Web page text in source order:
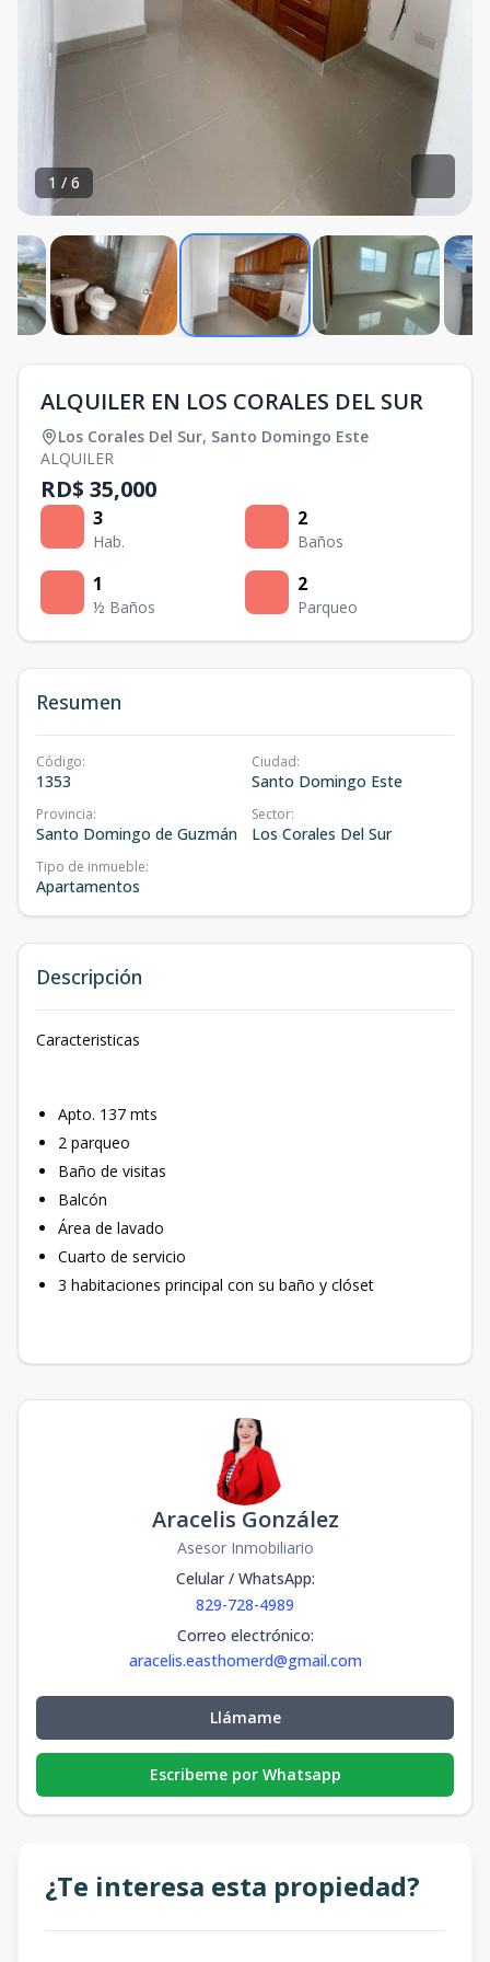
1 / 6
ALQUILER EN LOS CORALES DEL SUR
Los Corales Del Sur, Santo Domingo Este
ALQUILER
RD$ 35,000
3
Hab.
2
Baños
1
½ Baños
2
Parqueo
Resumen
Código:
1353
Ciudad:
Santo Domingo Este
Provincia:
Santo Domingo de Guzmán
Sector:
Los Corales Del Sur
Tipo de inmueble:
Apartamentos
Descripción
Caracteristicas
Apto. 137 mts
2 parqueo
Baño de visitas
Balcón
Área de lavado
Cuarto de servicio
3 habitaciones principal con su baño y clóset
Aracelis González
Asesor Inmobiliario
Celular / WhatsApp:
829-728-4989
Correo electrónico:
aracelis.easthomerd@gmail.com
Llámame
Escribeme por Whatsapp
¿Te interesa esta propiedad?